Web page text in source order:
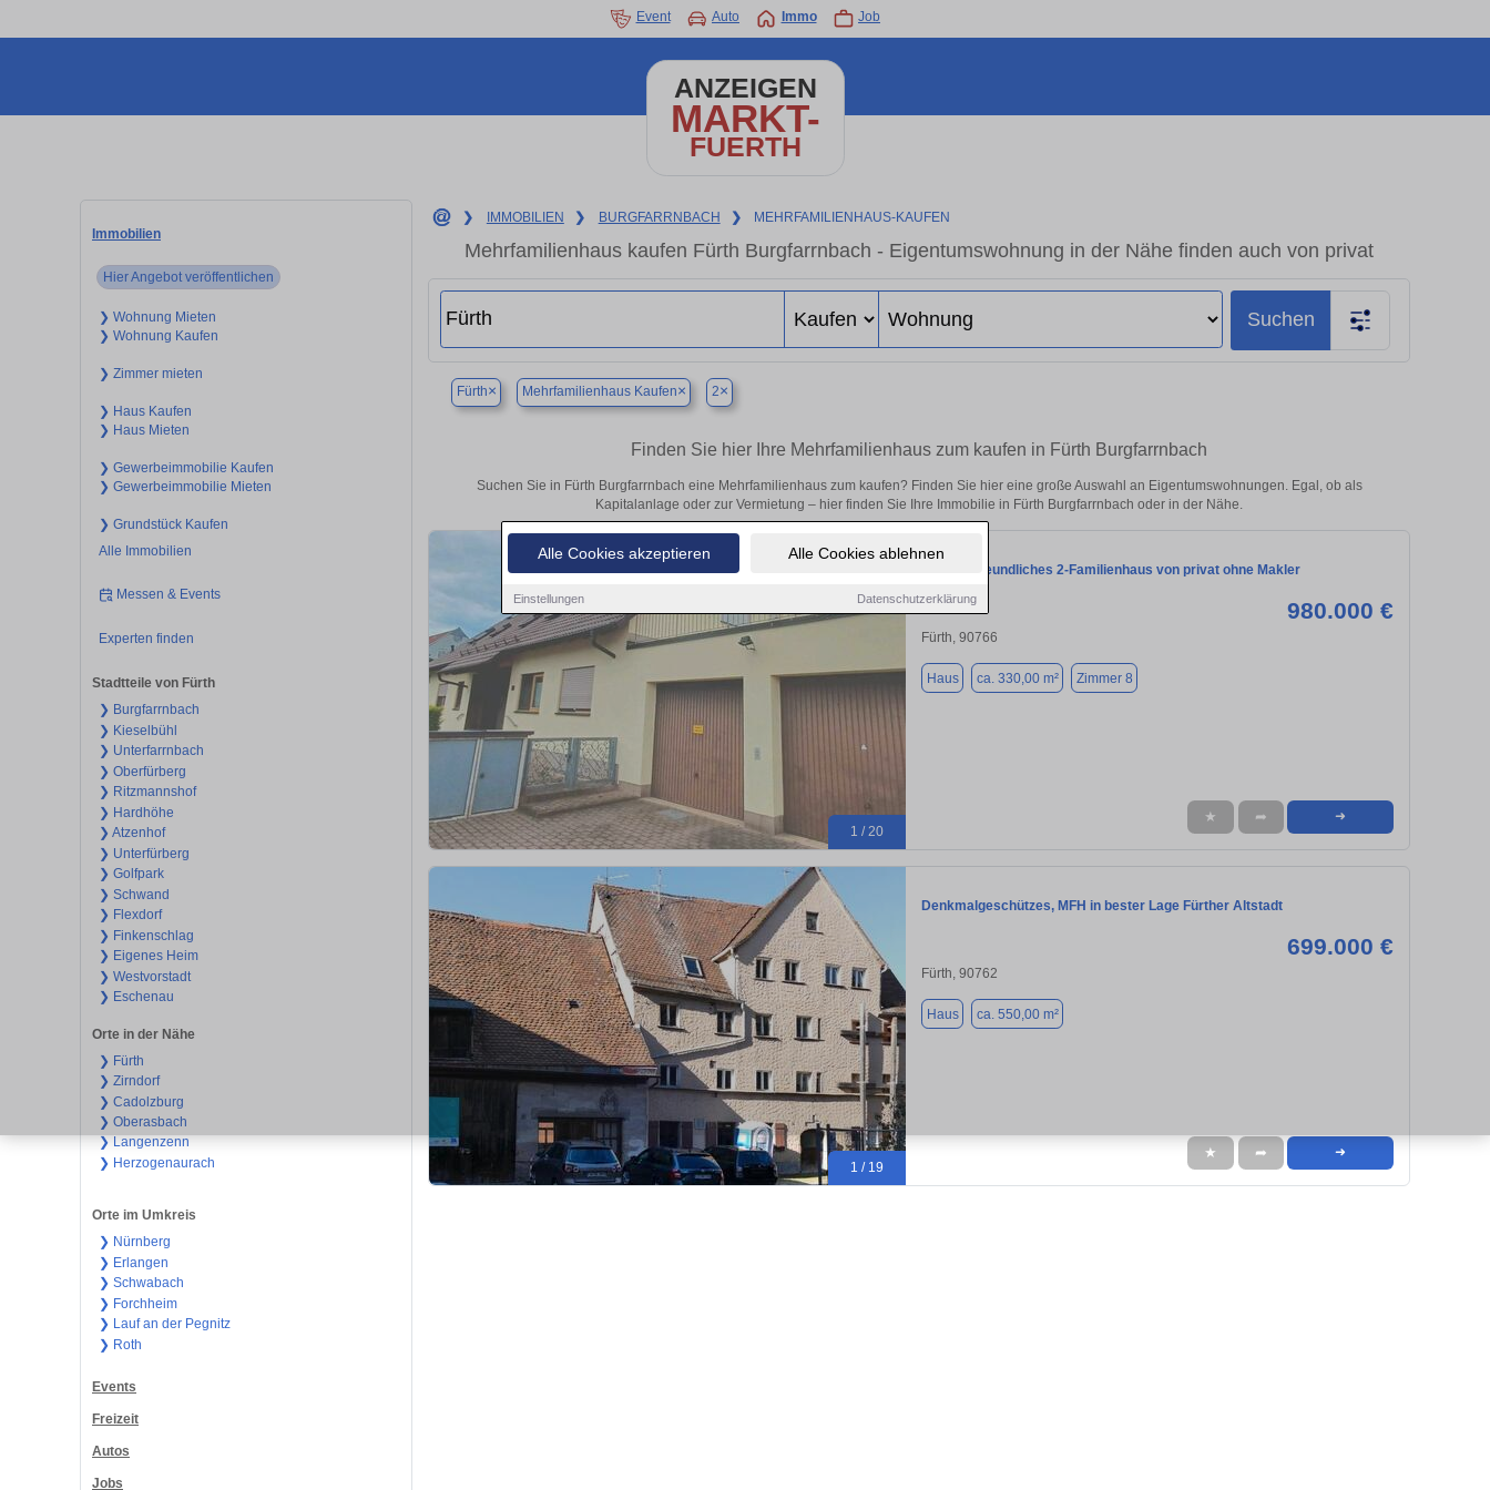
Alle Cookies akzeptieren Alle Cookies ablehnen
Einstellungen Datenschutzerklärung
Event Auto Immo Job
ANZEIGEN
MARKT-
FUERTH
Immobilien
Hier Angebot veröffentlichen
❯ Wohnung Mieten
❯ Wohnung Kaufen
❯ Zimmer mieten
❯ Haus Kaufen
❯ Haus Mieten
❯ Gewerbeimmobilie Kaufen
❯ Gewerbeimmobilie Mieten
❯ Grundstück Kaufen
Alle Immobilien
Messen & Events
Experten finden
Stadtteile von Fürth
❯ Burgfarrnbach
❯ Kieselbühl
❯ Unterfarrnbach
❯ Oberfürberg
❯ Ritzmannshof
❯ Hardhöhe
❯ Atzenhof
❯ Unterfürberg
❯ Golfpark
❯ Schwand
❯ Flexdorf
❯ Finkenschlag
❯ Eigenes Heim
❯ Westvorstadt
❯ Eschenau
Orte in der Nähe
❯ Fürth
❯ Zirndorf
❯ Cadolzburg
❯ Oberasbach
❯ Langenzenn
❯ Herzogenaurach
Orte im Umkreis
❯ Nürnberg
❯ Erlangen
❯ Schwabach
❯ Forchheim
❯ Lauf an der Pegnitz
❯ Roth
Events
Freizeit
Autos
Jobs
❯ IMMOBILIEN ❯ BURGFARRNBACH ❯ MEHRFAMILIENHAUS-KAUFEN
Mehrfamilienhaus kaufen Fürth Burgfarrnbach - Eigentumswohnung in der Nähe finden auch von privat
Suchen
Fürth× Mehrfamilienhaus Kaufen× 2×
Finden Sie hier Ihre Mehrfamilienhaus zum kaufen in Fürth Burgfarrnbach
Suchen Sie in Fürth Burgfarrnbach eine Mehrfamilienhaus zum kaufen? Finden Sie hier eine große Auswahl an Eigentumswohnungen. Egal, ob als
Kapitalanlage oder zur Vermietung – hier finden Sie Ihre Immobilie in Fürth Burgfarrnbach oder in der Nähe.
1 / 20
Familienfreundliches 2-Familienhaus von privat ohne Makler
980.000 €
Fürth, 90766
Haus ca. 330,00 m² Zimmer 8
★ ➦ ➜
1 / 19
Denkmalgeschützes, MFH in bester Lage Fürther Altstadt
699.000 €
Fürth, 90762
Haus ca. 550,00 m²
★ ➦ ➜